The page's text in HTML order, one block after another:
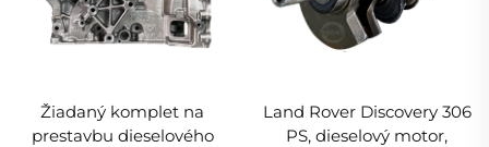
Žiadaný komplet na
prestavbu dieselového
Land Rover Discovery 306
PS, dieselový motor,